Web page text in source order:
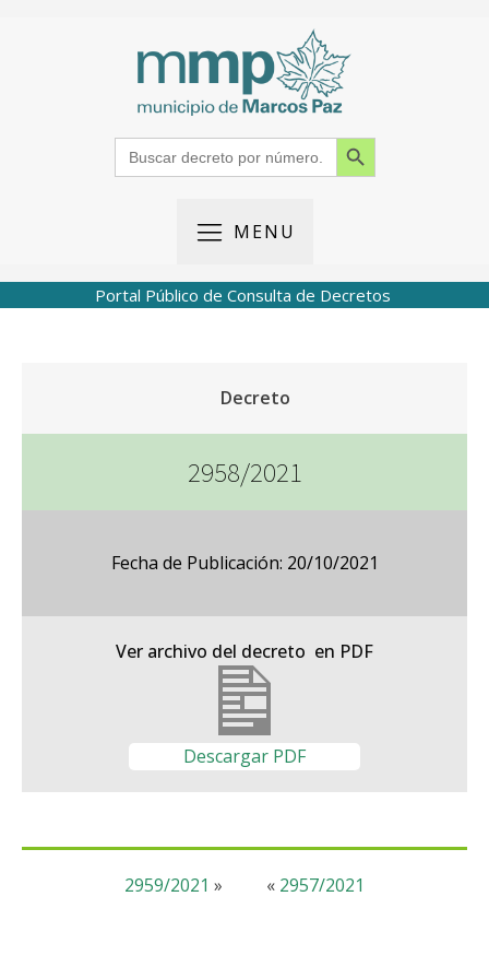
Search
for:
Search Button
MENU
Portal Público de Consulta de Decretos
Decreto
2958/2021
Fecha de Publicación: 20/10/2021
Ver archivo del decreto en PDF
Descargar PDF
« 2957/2021
2959/2021 »